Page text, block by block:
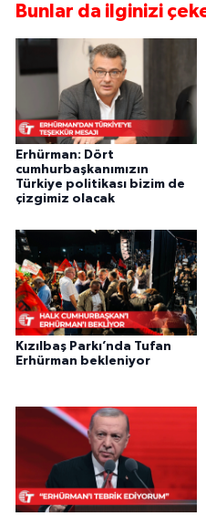
Bunlar da ilginizi
Erhürman: Dört
cumhurbaşkanımızın
Türkiye politikası bizim de
çizgimiz olacak
Kızılbaş Parkı’nda Tufan
Erhürman bekleniyor